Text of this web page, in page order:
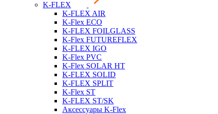
K-FLEX
K-FLEX AIR
K-Flex ECO
K-FLEX FOILGLASS
K-Flex FUTUREFLEX
K-FLEX IGO
K-Flex PVC
K-Flex SOLAR HT
K-FLEX SOLID
K-FLEX SPLIT
K-Flex ST
K-FLEX ST/SK
Аксессуары K-Flex